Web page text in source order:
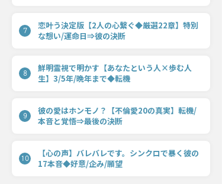
7
恋叶う決定版【2人の心繋ぐ◆厳選22章】特別
な想い/運命日⇒彼の決断
8
鮮明霊視で明かす【あなたという人×歩む人
生】3/5年/晩年まで◆転機
9
彼の愛はホンモノ？【不倫愛20の真実】転機/
本音と覚悟⇒最後の決断
10
【心の声】バレバレです。シンクロで暴く彼の
17本音◆好意/企み/願望